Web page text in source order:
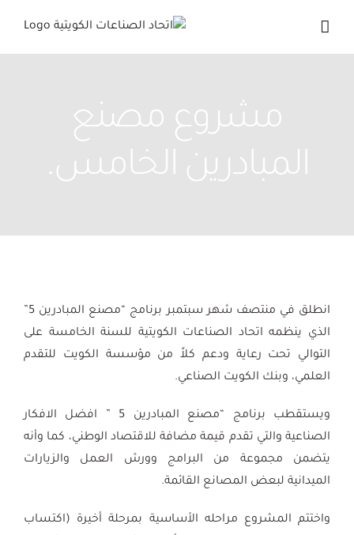
content
مشروع مصنع
المبادرين الخامس.
انطلق في منتصف شهر سبتمبر برنامج “مصنع المبادرين 5”
الذي ينظمه اتحاد الصناعات الكويتية للسنة الخامسة على
التوالي تحت رعاية ودعم كلاً من مؤسسة الكويت للتقدم
العلمي، وبنك الكويت الصناعي.
ويستقطب برنامج “مصنع المبادرين 5 ” افضل الافكار
الصناعية والتي تقدم قيمة مضافة للاقتصاد الوطني، كما وأنه
يتضمن مجموعة من البرامج وورش العمل والزيارات
الميدانية لبعض المصانع القائمة.
واختتم المشروع مراحله الأساسية بمرحلة أخيرة (اكتساب